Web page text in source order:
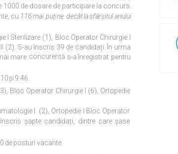
1000 de dosare de participare la concurs.
cu 116mai puține decâtlasfârșitul anului
I Sterilizare (1), Bloc Operator Chirurgie I
III (2). S-au înscris 39 de candidați. În urma
mare concurență s-aînregistrat pentru
10și 9.46.
Bloc Operator Chirurgie I (6), Ortopedie
I
(2), Ortopedie I Bloc Operator
înscris șapte candidați, dintre care șase
deposturi vacante.